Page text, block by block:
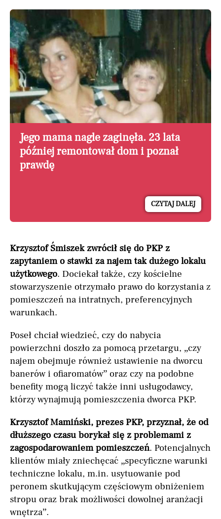
Jego mama nagle zaginęła. 23 lata
później remontował dom i poznał
prawdę
CZYTAJ DALEJ
Krzysztof Śmiszek zwrócił się do PKP z
zapytaniem o stawki za najem tak dużego lokalu
użytkowego. Dociekał także, czy kościelne
stowarzyszenie otrzymało prawo do korzystania z
pomieszczeń na intratnych, preferencyjnych
warunkach.
Poseł chciał wiedzieć, czy do nabycia
powierzchni doszło za pomocą przetargu, „czy
najem obejmuje również ustawienie na dworcu
banerów i ofiaromatów” oraz czy na podobne
benefity mogą liczyć także inni usługodawcy,
którzy wynajmują pomieszczenia dworca PKP.
Krzysztof Mamiński, prezes PKP, przyznał, że od
dłuższego czasu borykał się z problemami z
zagospodarowaniem pomieszczeń. Potencjalnych
klientów miały zniechęcać „specyficzne warunki
techniczne lokalu, m.in. usytuowanie pod
peronem skutkującym częściowym obniżeniem
stropu oraz brak możliwości dowolnej aranżacji
wnętrza”.